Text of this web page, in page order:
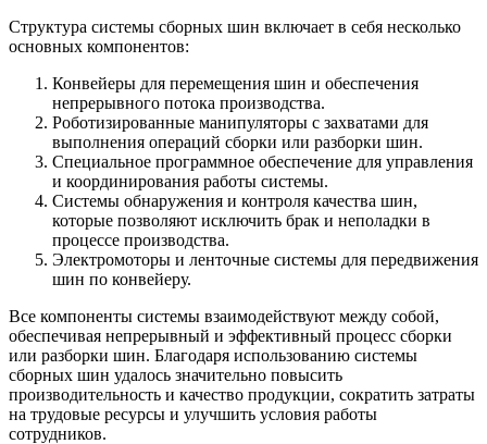
Структура системы сборных шин включает в себя несколько
основных компонентов:
Конвейеры для перемещения шин и обеспечения
непрерывного потока производства.
Роботизированные манипуляторы с захватами для
выполнения операций сборки или разборки шин.
Специальное программное обеспечение для управления
и координирования работы системы.
Системы обнаружения и контроля качества шин,
которые позволяют исключить брак и неполадки в
процессе производства.
Электромоторы и ленточные системы для передвижения
шин по конвейеру.
Все компоненты системы взаимодействуют между собой,
обеспечивая непрерывный и эффективный процесс сборки
или разборки шин. Благодаря использованию системы
сборных шин удалось значительно повысить
производительность и качество продукции, сократить затраты
на трудовые ресурсы и улучшить условия работы
сотрудников.